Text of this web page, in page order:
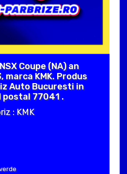
Coupe (NA) an
KMK. Produs
Auto Bucuresti in
postal 77041 .
: KMK